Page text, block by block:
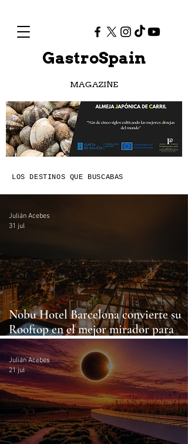
GastroSpain
MAGAZINE
LOS DESTINOS QUE BUSCABAS
Nobu Hotel Barcelona convierte su
Rooftop en el mejor mirador para
vivir el eclipse solar
Julián Acebes
31 jul
Julián Acebes
21 jul